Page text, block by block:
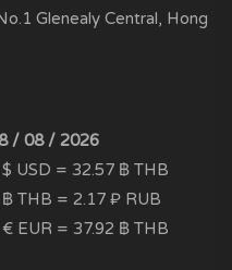
Glenealy Central, Hong
/ 08 / 2026
$ USD = 32.57 ฿ THB
฿ THB = 2.17 ₽ RUB
€ EUR = 37.92 ฿ THB